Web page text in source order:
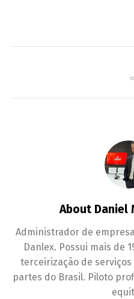
About Daniel
Administrador de
Danlex. Possui mais de
terceirização de
partes do Brasil. Piloto